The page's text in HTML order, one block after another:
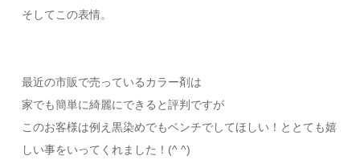
そしてこの表情。
最近の市販で売っているカラー剤は
家でも簡単に綺麗にできると評判ですが
このお客様は例え黒染めでもベンチでしてほしい！ととても嬉
しい事をいってくれました！(^ ^)